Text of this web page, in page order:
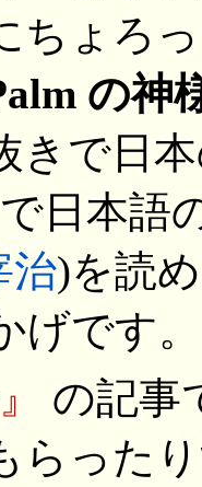
ちょろ
の神
きで日
日本語
治)を読
げです。
の記事
らった